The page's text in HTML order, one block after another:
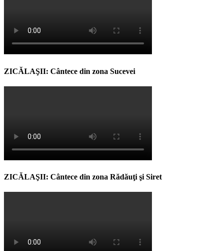
ZICĂLAŞII: Cântece din zona Sucevei
ZICĂLAŞII: Cântece din zona Rădăuţi şi Siret